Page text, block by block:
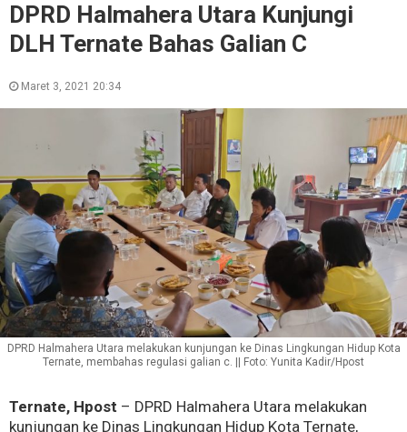
DPRD Halmahera Utara Kunjungi
DLH Ternate Bahas Galian C
Maret 3, 2021 20:34
DPRD Halmahera Utara melakukan kunjungan ke Dinas Lingkungan Hidup Kota
Ternate, membahas regulasi galian c. || Foto: Yunita Kadir/Hpost
Ternate, Hpost – DPRD Halmahera Utara melakukan
kunjungan ke Dinas Lingkungan Hidup Kota Ternate,